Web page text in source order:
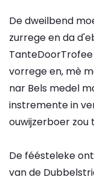
De dweilbend
zurrege en da
vorrege en, mè
nar Bels medel
instremente in
ouwijzerboer zou
De féésteleke
van de